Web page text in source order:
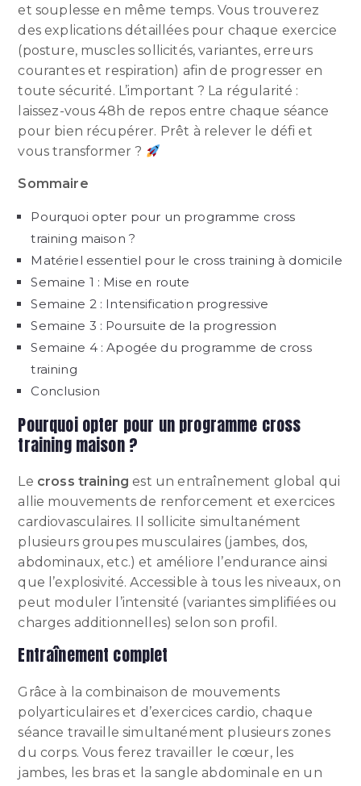
et souplesse en même temps. Vous trouverez
des explications détaillées pour chaque exercice
(posture, muscles sollicités, variantes, erreurs
courantes et respiration) afin de progresser en
toute sécurité. L’important ? La régularité :
laissez-vous 48h de repos entre chaque séance
pour bien récupérer. Prêt à relever le défi et
vous transformer ?
Sommaire
Pourquoi opter pour un programme cross
training maison ?
Matériel essentiel pour le cross training à domicile
Semaine 1 : Mise en route
Semaine 2 : Intensification progressive
Semaine 3 : Poursuite de la progression
Semaine 4 : Apogée du programme de cross
training
Conclusion
Pourquoi opter pour un programme cross
training maison ?
Le cross training est un entraînement global qui
allie mouvements de renforcement et exercices
cardiovasculaires. Il sollicite simultanément
plusieurs groupes musculaires (jambes, dos,
abdominaux, etc.) et améliore l’endurance ainsi
que l’explosivité. Accessible à tous les niveaux, on
peut moduler l’intensité (variantes simplifiées ou
charges additionnelles) selon son profil.
Entraînement complet
Grâce à la combinaison de mouvements
polyarticulaires et d’exercices cardio, chaque
séance travaille simultanément plusieurs zones
du corps. Vous ferez travailler le cœur, les
jambes, les bras et la sangle abdominale en un